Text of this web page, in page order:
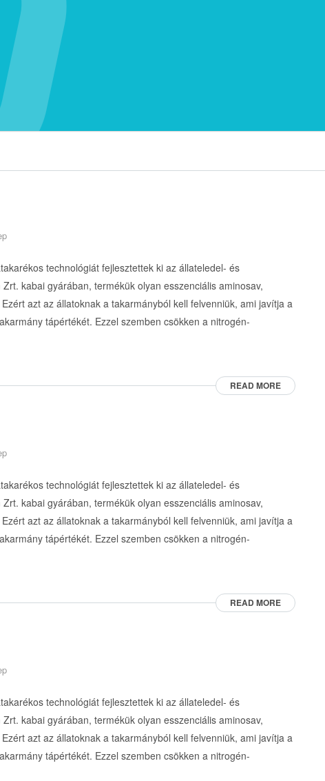
technológiát fejlesztettek ki az állateledel- és
kabai gyárában, termékük olyan esszenciális aminosav,
azt az állatoknak a takarmányból kell felvenniük, ami javítja a
tápértékét. Ezzel szemben csökken a nitrogén-
READ MORE
technológiát fejlesztettek ki az állateledel- és
kabai gyárában, termékük olyan esszenciális aminosav,
azt az állatoknak a takarmányból kell felvenniük, ami javítja a
tápértékét. Ezzel szemben csökken a nitrogén-
READ MORE
technológiát fejlesztettek ki az állateledel- és
kabai gyárában, termékük olyan esszenciális aminosav,
azt az állatoknak a takarmányból kell felvenniük, ami javítja a
tápértékét. Ezzel szemben csökken a nitrogén-